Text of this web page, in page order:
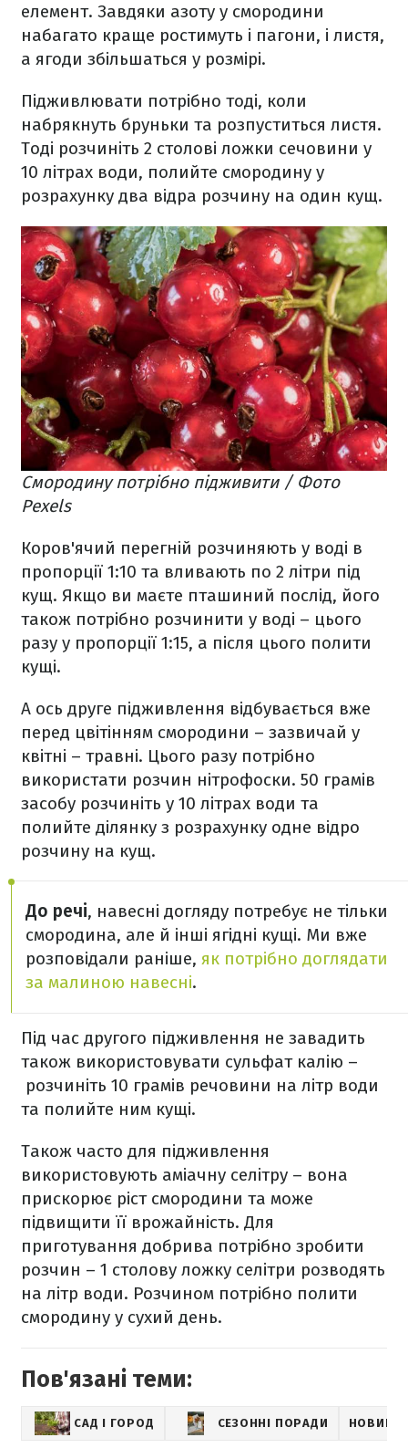
елемент. Завдяки азоту у смородини
набагато краще ростимуть і пагони, і листя,
а ягоди збільшаться у розмірі.
Підживлювати потрібно тоді, коли
набрякнуть бруньки та розпуститься листя.
Тоді розчиніть 2 столові ложки сечовини у
10 літрах води, полийте смородину у
розрахунку два відра розчину на один кущ.
Смородину потрібно підживити / Фото
Pexels
Коров'ячий перегній розчиняють у воді в
пропорції 1:10 та вливають по 2 літри під
кущ. Якщо ви маєте пташиний послід, його
також потрібно розчинити у воді – цього
разу у пропорції 1:15, а після цього полити
кущі.
А ось друге підживлення відбувається вже
перед цвітінням смородини – зазвичай у
квітні – травні. Цього разу потрібно
використати розчин нітрофоски. 50 грамів
засобу розчиніть у 10 літрах води та
полийте ділянку з розрахунку одне відро
розчину на кущ.
До речі, навесні догляду потребує не тільки
смородина, але й інші ягідні кущі. Ми вже
розповідали раніше, як потрібно доглядати
за малиною навесні.
Під час другого підживлення не завадить
також використовувати сульфат калію –
розчиніть 10 грамів речовини на літр води
та полийте ним кущі.
Також часто для підживлення
використовують аміачну селітру – вона
прискорює ріст смородини та може
підвищити її врожайність. Для
приготування добрива потрібно зробити
розчин – 1 столову ложку селітри розводять
на літр води. Розчином потрібно полити
смородину у сухий день.
Пов'язані теми:
САД І ГОРОД СЕЗОННІ ПОРАДИ НОВИНИ